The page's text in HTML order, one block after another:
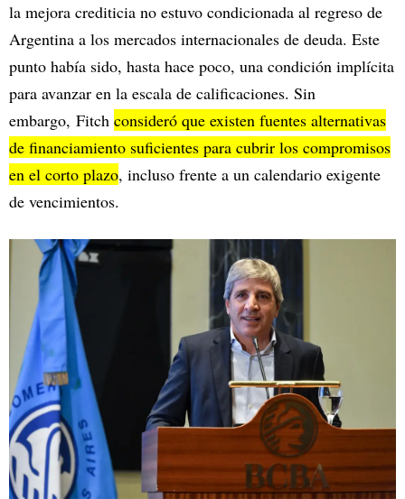
la mejora crediticia no estuvo condicionada al regreso de
Argentina a los mercados internacionales de deuda. Este
punto había sido, hasta hace poco, una condición implícita
para avanzar en la escala de calificaciones. Sin
embargo, Fitch consideró que existen fuentes alternativas
de financiamiento suficientes para cubrir los compromisos
en el corto plazo, incluso frente a un calendario exigente
de vencimientos.